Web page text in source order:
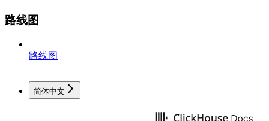
路线图
路线图
简体中文